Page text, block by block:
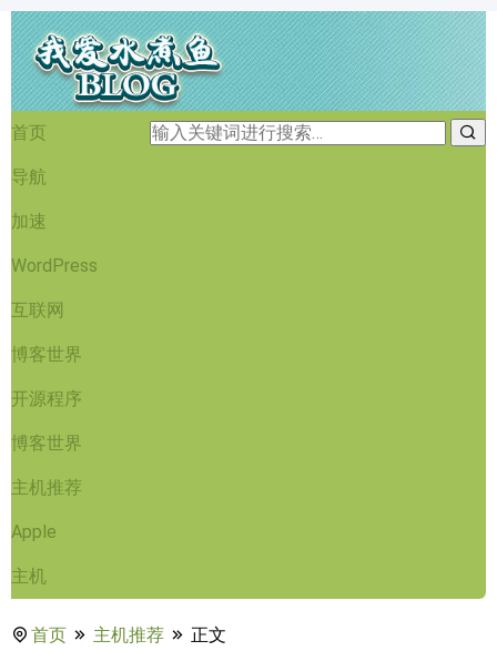
首页
导航
加速
WordPress
互联网
博客世界
开源程序
博客世界
主机推荐
Apple
主机
首页 主机推荐 正文